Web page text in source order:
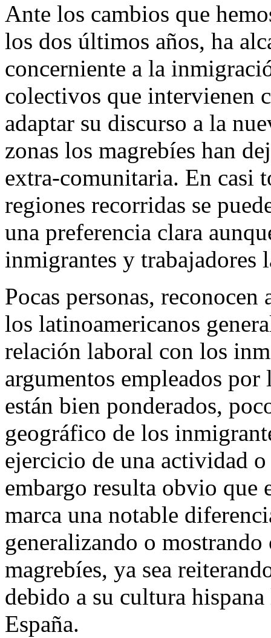
Ante los cambios que
los dos últimos años, ha
concerniente a la
colectivos que intervienen
adaptar su discurso a la
zonas los magrebíes han
extra-comunitaria. En casi
regiones recorridas se
una preferencia clara
inmigrantes y trabajadores
Pocas personas,
los latinoamericanos
relación laboral con los
argumentos empleados
están bien ponderados,
geográfico de los
ejercicio de una actividad
embargo resulta obvio que
marca una notable
generalizando o
magrebíes, ya sea
debido a su cultura
España.